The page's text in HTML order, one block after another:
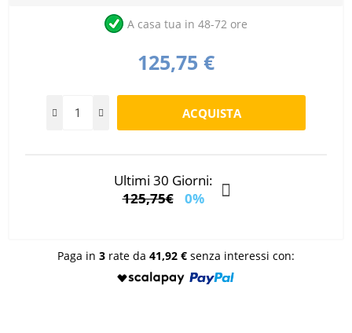
A casa tua in 48-72 ore
125,75 €
Ultimi 30 Giorni:
125,75€
0%
Paga in 3 rate da 41,92 € senza interessi con: